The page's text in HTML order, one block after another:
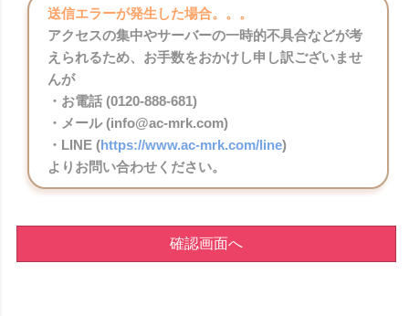
送信エラーが発生した場合。。。
アクセスの集中やサーバーの一時的不具合などが考
えられるため、お手数をおかけし申し訳ございませ
んが
・お電話 (0120-888-681)
・メール (info@ac-mrk.com)
・LINE (https://www.ac-mrk.com/line)
よりお問い合わせください。
確認画面へ